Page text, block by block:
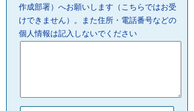
作成部署）へお願いします（こちらではお受
けできません）。また住所・電話番号などの
個人情報は記入しないでください